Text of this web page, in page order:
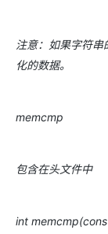
注意：如果字符
化的数据。
memcmp
包含在头文件中
int